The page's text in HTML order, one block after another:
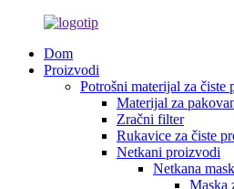
Dom
Proizvodi
Potrošni materijal za čiste
Materijal za
Zračni filter
Rukavice za čiste
Netkani proizvodi
Netkana
Maska